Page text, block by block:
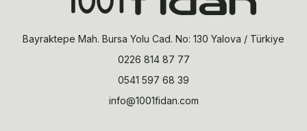
Bayraktepe Mah. Bursa Yolu Cad. No: 130 Yalova / Türkiye
0226 814 87 77
0541 597 68 39
info@1001fidan.com